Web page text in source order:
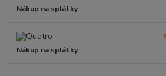
Nákup na splátky
Nákup na splátky